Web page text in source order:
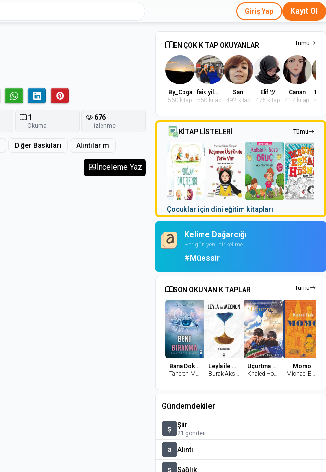
Giriş Yap Kayıt Ol
1
Okuma
676
İzlenme
Diğer Baskıları Alıntılarım
rate_reviewİnceleme Yaz
EN ÇOK KİTAP OKUYANLAR Tümü
By_Coga
560 kitap
faik.yilmaz.9
550 kitap
Sani
492 kitap
Elif ツ
475 kitap
Canan
417 kitap
402
KİTAP LİSTELERİ Tümü
Çocuklar için dini eğitim kitapları
Kelime Dağarcığı
Her gün yeni bir kelime
#Müessir
SON OKUNAN KİTAPLAR Tümü
Bana Dokunma 2-Beni Bırakma
Tahereh Mafi
Leyla ile Mecnun
Burak Aksak
Uçurtma Avcısı
Khaled Hosseini
Momo
Michael Ende
Gündemdekiler
ş Şiir
21 gönderi
a Alıntı
s Sağlık